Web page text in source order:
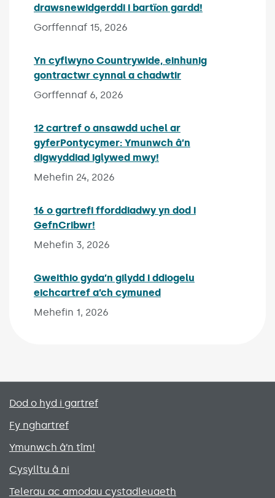
drawsnewidgerddi i bartïon gardd!
Gorffennaf 15, 2026
Yn cyflwyno Countrywide, einhunig
gontractwr cynnal a chadwtir
Gorffennaf 6, 2026
12 cartref o ansawdd uchel ar
gyferPontycymer: Ymunwch â’n
digwyddiad iglywed mwy!
Mehefin 24, 2026
16 o gartrefi fforddiadwy yn dod i
GefnCribwr!
Mehefin 3, 2026
Gweithio gyda’n gilydd i ddiogelu
eichcartref a’ch cymuned
Mehefin 1, 2026
Primary footer menu
Dod o hyd i gartref
Fy nghartref
Ymunwch â’n tîm!
Cysylltu â ni
Telerau ac amodau cystadleuaeth